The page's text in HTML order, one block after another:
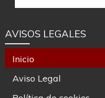
Inicio
Política de cookies
Política de Privacidad